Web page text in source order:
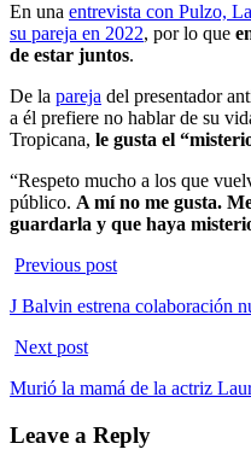
En una entrevista con Pulzo,
su pareja en 2022, por lo que
de estar juntos.
De la pareja del presentador
a él prefiere no hablar de su
Tropicana, le gusta el
“Respeto mucho a los que
público. A mí no me gusta.
guardarla y que haya
Previous post
J Balvin estrena colaboración
Next post
Murió la mamá de la actriz
Leave a Reply